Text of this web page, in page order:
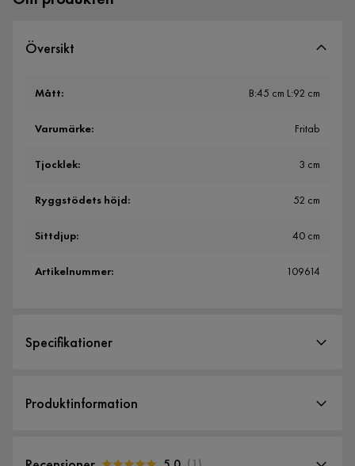
Översikt
Mått: B:45 cm L:92 cm
Varumärke: Fritab
Tjocklek: 3 cm
Ryggstödets höjd: 52 cm
Sittdjup: 40 cm
Artikelnummer: 109614
Specifikationer
Storlek
Produktinformation